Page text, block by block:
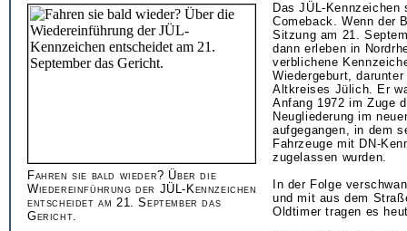
Fahren sie bald wieder? Über die
Wiedereinführung der JÜL-Kennzeichen
entscheidet am 21. September das
Gericht.
Das JÜL-Kennzeichen
Comeback. Wenn der
Sitzung am 21.
dann erleben in
verblichene
Wiedergeburt,
Altkreises Jülich. Er
Anfang 1972 im Zuge
Neugliederung im
aufgegangen, in dem
Fahrzeuge mit DN-
zugelassen wurden.
In der Folge
und mit aus dem
Oldtimer tragen es